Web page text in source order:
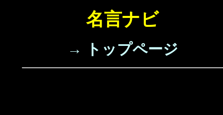
名言ナビ
→ トップページ